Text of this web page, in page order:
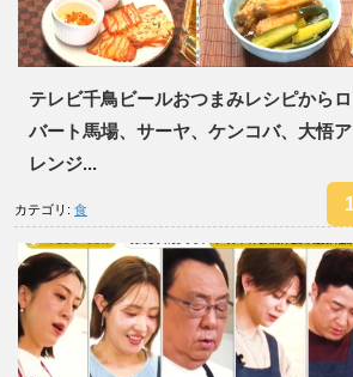
テレビ千鳥ビールおつまみレシピからロ
バート馬場、サーヤ、ケンコバ、大悟ア
レンジ...
カテゴリ: 食